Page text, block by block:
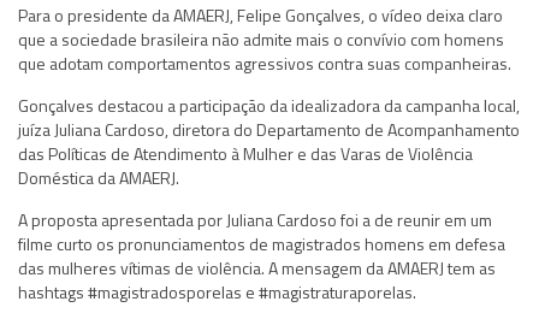
Para o presidente da AMAERJ, Felipe Gonçalves, o vídeo deixa claro
que a sociedade brasileira não admite mais o convívio com homens
que adotam comportamentos agressivos contra suas companheiras.
Gonçalves destacou a participação da idealizadora da campanha local,
juíza Juliana Cardoso, diretora do Departamento de Acompanhamento
das Políticas de Atendimento à Mulher e das Varas de Violência
Doméstica da AMAERJ.
A proposta apresentada por Juliana Cardoso foi a de reunir em um
filme curto os pronunciamentos de magistrados homens em defesa
das mulheres vítimas de violência. A mensagem da AMAERJ tem as
hashtags #magistradosporelas e #magistraturaporelas.